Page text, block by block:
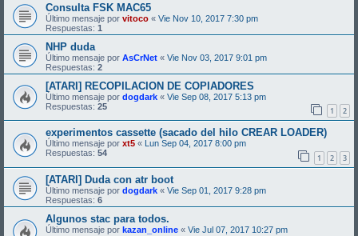
Consulta FSK MAC65
Último mensaje por vitoco « Vie Nov 10, 2017 7:30 pm
Respuestas: 1
NHP duda
Último mensaje por AsCrNet « Vie Nov 03, 2017 9:01 pm
Respuestas: 2
[ATARI] RECOPILACION DE COPIADORES
Último mensaje por dogdark « Vie Sep 08, 2017 5:13 pm
Respuestas: 25 1 2
experimentos cassette (sacado del hilo CREAR LOADER)
Último mensaje por xt5 «
Lun Sep 04, 2017 8:00 pm
Respuestas: 54 1 2 3
[ATARI] Duda con atr boot
Último mensaje por dogdark « Vie Sep 01, 2017 9:28 pm
Respuestas: 6
Algunos stac para todos.
Último mensaje por kazan_online « Vie Jul 07, 2017 10:27 pm